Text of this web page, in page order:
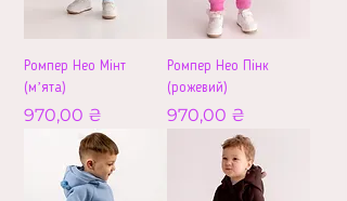
Ромпер Нео Мінт
(мʼята)
Ціна
970,00 ₴
Ромпер Нео Пінк
(рожевий)
Ціна
970,00 ₴